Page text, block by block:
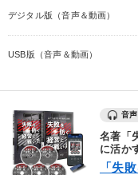
デジタル版（音声＆動画）
USB版（音声＆動画）
音
名著「
に活か
「失